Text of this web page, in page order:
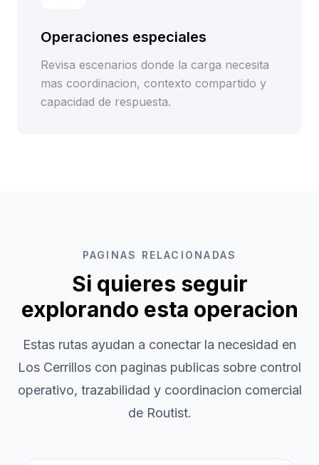
Operaciones especiales
Revisa escenarios donde la carga necesita
mas coordinacion, contexto compartido y
capacidad de respuesta.
PAGINAS RELACIONADAS
Si quieres seguir
explorando esta operacion
Estas rutas ayudan a conectar la necesidad en
Los Cerrillos con paginas publicas sobre control
operativo, trazabilidad y coordinacion comercial
de Routist.